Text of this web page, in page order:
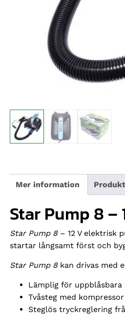
Mer information
Star Pump 8
Star Pump 8– 12 V elektrisk
startar långsamt först och
Star Pump 8kan drivas med
Lämplig för uppblåsbara
Tvåsteg med kompressor
Steglös tryckreglering